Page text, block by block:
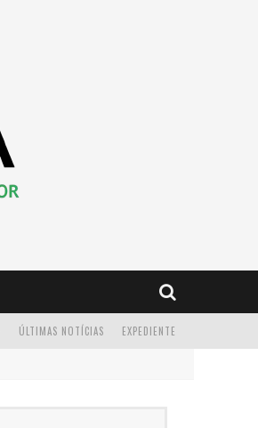
EXPEDIENTE
ÚLTIMAS NOTÍCIAS